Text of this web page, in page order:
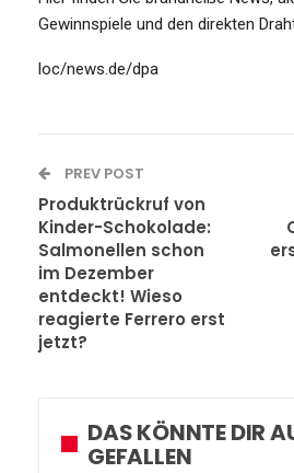
Gewinnspiele und den direkten
loc/news.de/dpa
PREV POST
Produktrückruf von
Kinder-Schokolade:
Salmonellen schon
im Dezember
entdeckt! Wieso
reagierte Ferrero erst
jetzt?
DAS KÖNNTE DIR
GEFALLEN